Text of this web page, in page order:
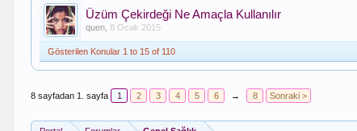
Üzüm Çekirdeği Ne Amaçla Kullanılır
quen ,8 Ocak 2015
Gösterilen Konular 1 to 15 of 110
8 sayfadan 1. sayfa 1 2 3 4 5 6 → 8 Sonraki >